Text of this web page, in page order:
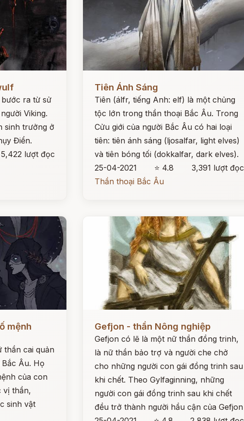
ra từ sử
Viking.
sinh trưởng ở
Điển.
5,422 lượt đọc
Tiên Ánh Sáng
Tiên (álfr, tiếng Anh: elf) là một chủng
tộc lớn trong thần thoại Bắc Âu. Trong
Cửu giới của người Bắc Âu có hai loại
tiên: tiên ánh sáng (ljosalfar, light elves)
và tiên bóng tối (dokkalfar, dark elves).
25-04-2021
⭐ 4.8
3,391 lượt đọc
Thần thoại Bắc Âu
mệnh
thần cai quản
Âu. Họ
của con
vị thần,
sinh vật
Gefjon - thần Nông nghiệp
Gefjon có lẽ là một nữ thần đồng trinh,
là nữ thần bảo trợ và người che chở
cho những người con gái đồng trinh sau
khi chết. Theo Gylfaginning, những
người con gái đồng trinh sau khi chết
đều trở thành người hầu cận của Gefjon